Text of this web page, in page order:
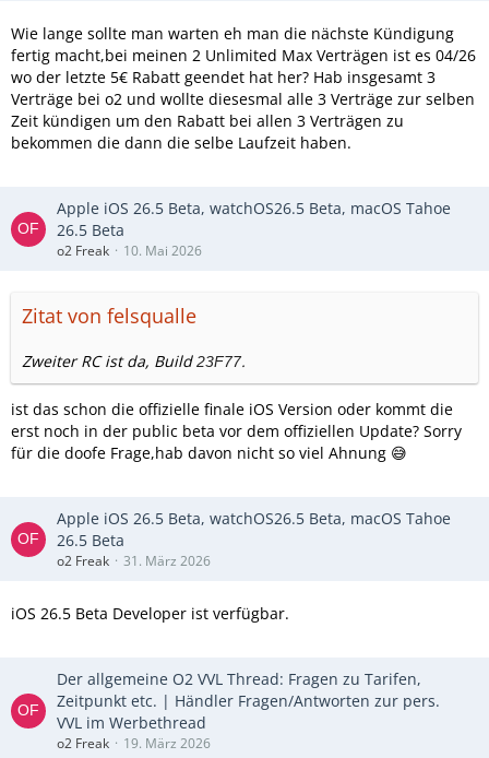
Wie lange sollte man warten eh man die nächste Kündigung
fertig macht,bei meinen 2 Unlimited Max Verträgen ist es 04/26
wo der letzte 5€ Rabatt geendet hat her? Hab insgesamt 3
Verträge bei o2 und wollte diesesmal alle 3 Verträge zur selben
Zeit kündigen um den Rabatt bei allen 3 Verträgen zu
bekommen die dann die selbe Laufzeit haben.
Apple iOS 26.5 Beta, watchOS26.5 Beta, macOS Tahoe
26.5 Beta
o2 Freak 10. Mai 2026
Zitat von felsqualle
Zweiter RC ist da, Build23F77.
ist das schon die offizielle finale iOS Version oder kommt die
erst noch in der public beta vor dem offiziellen Update? Sorry
für die doofe Frage,hab davon nicht so viel Ahnung 😅
Apple iOS 26.5 Beta, watchOS26.5 Beta, macOS Tahoe
26.5 Beta
o2 Freak 31. März 2026
iOS 26.5 Beta Developer ist verfügbar.
Der allgemeine O2 VVL Thread: Fragen zu Tarifen,
Zeitpunkt etc. | Händler Fragen/Antworten zur pers.
VVL im Werbethread
o2 Freak 19. März 2026